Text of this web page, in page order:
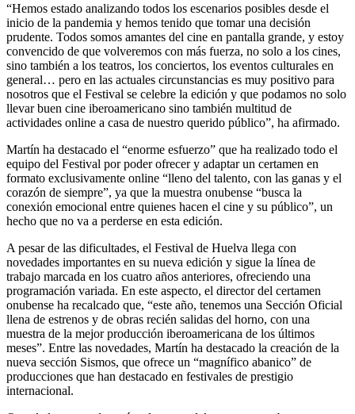
“Hemos estado analizando todos los escenarios posibles desde el
inicio de la pandemia y hemos tenido que tomar una decisión
prudente. Todos somos amantes del cine en pantalla grande, y estoy
convencido de que volveremos con más fuerza, no solo a los cines,
sino también a los teatros, los conciertos, los eventos culturales en
general… pero en las actuales circunstancias es muy positivo para
nosotros que el Festival se celebre la edición y que podamos no solo
llevar buen cine iberoamericano sino también multitud de
actividades online a casa de nuestro querido público”, ha afirmado.
Martín ha destacado el “enorme esfuerzo” que ha realizado todo el
equipo del Festival por poder ofrecer y adaptar un certamen en
formato exclusivamente online “lleno del talento, con las ganas y el
corazón de siempre”, ya que la muestra onubense “busca la
conexión emocional entre quienes hacen el cine y su público”, un
hecho que no va a perderse en esta edición.
A pesar de las dificultades, el Festival de Huelva llega con
novedades importantes en su nueva edición y sigue la línea de
trabajo marcada en los cuatro años anteriores, ofreciendo una
programación variada. En este aspecto, el director del certamen
onubense ha recalcado que, “este año, tenemos una Sección Oficial
llena de estrenos y de obras recién salidas del horno, con una
muestra de la mejor producción iberoamericana de los últimos
meses”. Entre las novedades, Martín ha destacado la creación de la
nueva sección Sismos, que ofrece un “magnífico abanico” de
producciones que han destacado en festivales de prestigio
internacional.